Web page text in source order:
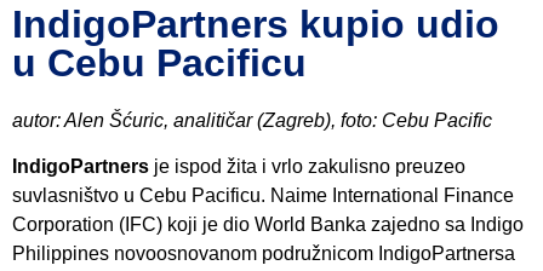
IndigoPartners kupio udio
u Cebu Pacificu
autor: Alen Šćuric, analitičar (Zagreb), foto: Cebu Pacific
IndigoPartners je ispod žita i vrlo zakulisno preuzeo
suvlasništvo u Cebu Pacificu. Naime International Finance
Corporation (IFC) koji je dio World Banka zajedno sa Indigo
Philippines novoosnovanom podružnicom IndigoPartnersa